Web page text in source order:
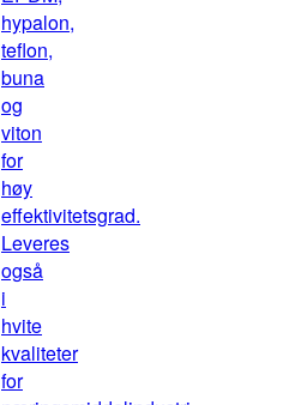
hypalon,
teflon,
buna
og
viton
for
høy
effektivitetsgrad.
Leveres
også
i
hvite
kvaliteter
for